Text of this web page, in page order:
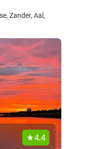
Zander, Aal,
4.4